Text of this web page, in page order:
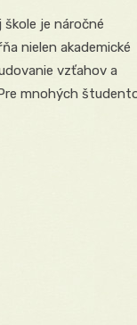
je náročné
nielen akademické
vzťahov a
mnohých